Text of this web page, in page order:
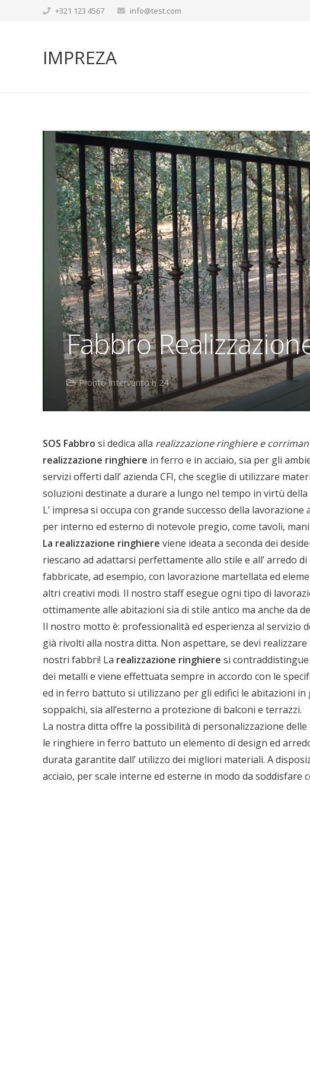
+321 123 4567 info@test.com
IMPREZA
Fabbro
Pronto Intervento h 24
SOS Fabbro si dedica alla realizzazione ringhiere e
realizzazione ringhiere in ferro e in acciaio, sia per gli
servizi offerti dall’ azienda CFI, che sceglie di utilizzare
soluzioni destinate a durare a lungo nel tempo in virtù
L’ impresa si occupa con grande successo della
per interno ed esterno di notevole pregio, come tavoli,
La realizzazione ringhiere viene ideata a seconda dei
riescano ad adattarsi perfettamente allo stile e all’ arredo
fabbricate, ad esempio, con lavorazione martellata ed
altri creativi modi. Il nostro staff esegue ogni tipo di
ottimamente alle abitazioni sia di stile antico ma anche da
Il nostro motto è: professionalità ed esperienza al servizio
già rivolti alla nostra ditta. Non aspettare, se devi
nostri fabbri! La realizzazione ringhiere si
dei metalli e viene effettuata sempre in accordo con le
ed in ferro battuto si utilizzano per gli edifici le abitazioni in
soppalchi, sia all’esterno a protezione di balconi e terrazzi.
La nostra ditta offre la possibilità di personalizzazione
le ringhiere in ferro battuto un elemento di design ed
durata garantite dall’ utilizzo dei migliori materiali. A
acciaio, per scale interne ed esterne in modo da soddisfare